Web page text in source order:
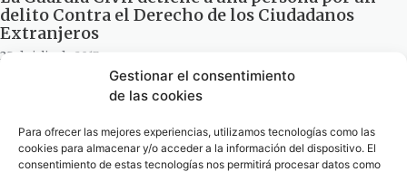
Gestionar el consentimiento
de las cookies
Para ofrecer las mejores experiencias, utilizamos tecnologías como las
cookies para almacenar y/o acceder a la información del dispositivo. El
consentimiento de estas tecnologías nos permitirá procesar datos como
delito Contra el Derecho de los Ciudadanos
Extranjeros
28 de julio de 2017
1 2 3
· Noticias de Hoy